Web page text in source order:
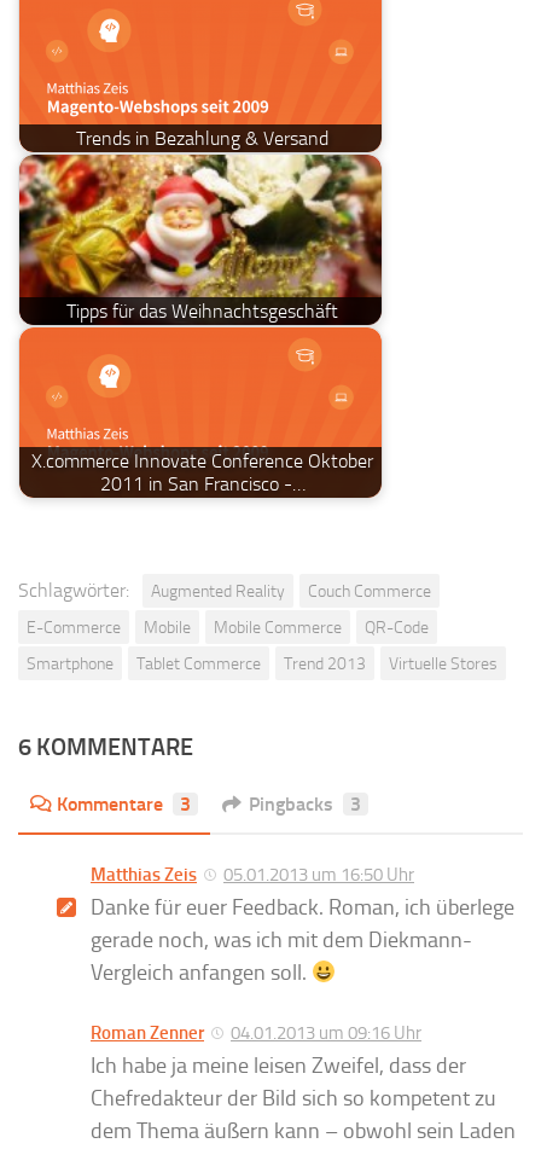
Trends in Bezahlung & Versand
Tipps für das Weihnachtsgeschäft
X.commerce Innovate Conference Oktober
2011 in San Francisco -…
Schlagwörter: Augmented Reality
Couch Commerce
E-Commerce
Mobile Mobile Commerce
QR-Code
Smartphone
Tablet Commerce Trend 2013 Virtuelle Stores
6 KOMMENTARE
Kommentare 3 Pingbacks 3
Matthias Zeis 05.01.2013 um 16:50 Uhr
Danke für euer Feedback. Roman, ich überlege
gerade noch, was ich mit dem Diekmann-
Vergleich anfangen soll.
Roman Zenner 04.01.2013 um 09:16 Uhr
Ich habe ja meine leisen Zweifel, dass der
Chefredakteur der Bild sich so kompetent zu
dem Thema äußern kann – obwohl sein Laden